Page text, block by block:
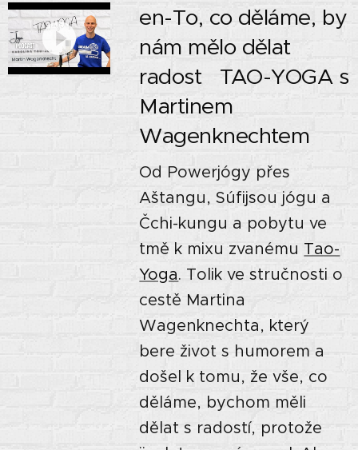
en-To, co děláme, by
nám mělo dělat
radost TAO-YOGA s
Martinem
Wagenknechtem
Od Powerjógy přes
Aštangu, Súfijsou jógu a
Čchi-kungu a pobytu ve
tmě k mixu zvanému Tao-
Yoga. Tolik ve stručnosti o
cestě Martina
Wagenknechta, který
bere život s humorem a
došel k tomu, že vše, co
děláme, bychom měli
dělat s radostí, protože